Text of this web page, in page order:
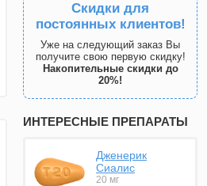
Скидки для
постоянных клиентов!
Уже на следующий заказ Вы
получите свою первую скидку!
Накопительные скидки до
20%!
ИНТЕРЕСНЫЕ ПРЕПАРАТЫ
Дженерик
Сиалис
20 мг